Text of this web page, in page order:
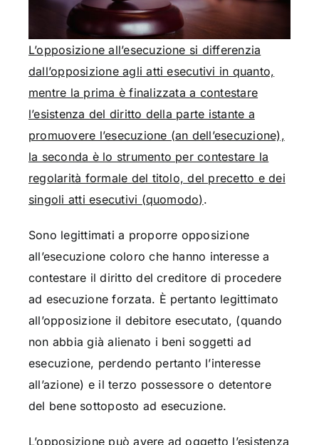
L’opposizione all’esecuzione si differenzia
dall’opposizione agli atti esecutivi in quanto,
mentre la prima è finalizzata a contestare
l’esistenza del diritto della parte istante a
promuovere l’esecuzione (an dell’esecuzione),
la seconda è lo strumento per contestare la
regolarità formale del titolo, del precetto e dei
singoli atti esecutivi (quomodo).
Sono legittimati a proporre opposizione
all’esecuzione coloro che hanno interesse a
contestare il diritto del creditore di procedere
ad esecuzione forzata. È pertanto legittimato
all’opposizione il debitore esecutato, (quando
non abbia già alienato i beni soggetti ad
esecuzione, perdendo pertanto l’interesse
all’azione) e il terzo possessore o detentore
del bene sottoposto ad esecuzione.
L’opposizione può avere ad oggetto l’esistenza